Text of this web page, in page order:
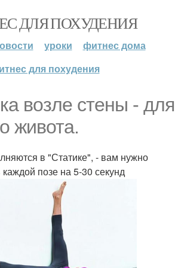
ДЛЯ ПОХУДЕНИЯ
уроки
фитнес дома
для похудения
возле стены - для
живота.
в "Статике", - вам нужно
каждой позе на 5-30 секунд